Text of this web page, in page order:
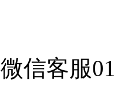
微信客服01